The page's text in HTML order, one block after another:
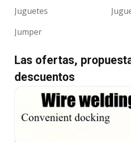
Juguetes
Jumper
Las ofertas,
descuentos